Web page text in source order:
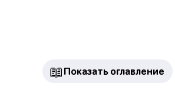
📖 Показать оглавление